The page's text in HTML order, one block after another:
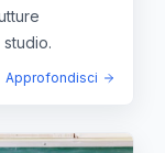
Approfondisci